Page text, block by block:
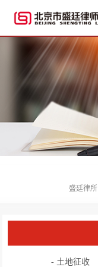
盛廷律所
- 土地征收